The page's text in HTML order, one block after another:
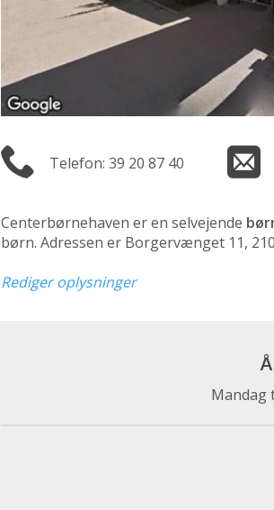
Telefon: 39 20 87 40
Centerbørnehaven er en selvejende
børn. Adressen er Borgervænget 11,
Rediger oplysninger
Mandag